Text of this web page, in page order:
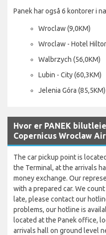
Panek har også 6 kontorer i
Wroclaw (9,0KM)
Wroclaw - Hotel
Walbrzych (56,0KM)
Lubin - City (60,3KM)
Jelenia Góra (85,5KM)
Hvor er PANEK
Copernicus Wroclaw
The car pickup point is
the Terminal, at the arrivals
money exchange. Our
with a prepared car. We
late, please contact our
problems, our hotline is
located at the Panek office,
arrivals hall on ground level